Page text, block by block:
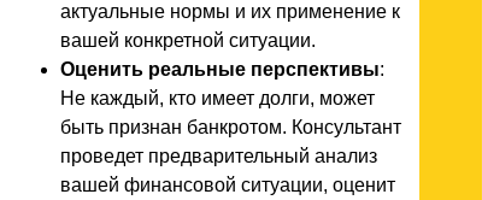
актуальные нормы и их применение к
вашей конкретной ситуации.
Оценить реальные перспективы:
Не каждый, кто имеет долги, может
быть признан банкротом. Консультант
проведет предварительный анализ
вашей финансовой ситуации, оценит